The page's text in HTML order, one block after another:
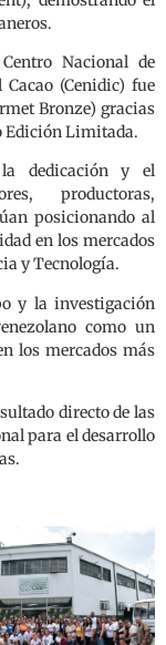
Nacional de
(Cenidic) fue
Bronze) gracias
Edición Limitada.
dedicación y el
productoras,
posicionando al
en los mercados
y Tecnología.
y la investigación
como un
los mercados más
directo de las
para el desarrollo